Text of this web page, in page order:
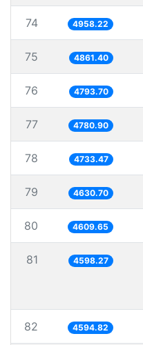
74 4958.22
75 4861.40
76 4793.70
77 4780.90
78 4733.47
79 4630.70
80 4609.65
81 4598.27
82 4594.82